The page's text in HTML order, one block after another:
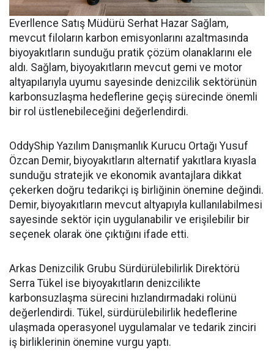
Everllence Satış Müdürü Serhat Hazar Sağlam,
mevcut filoların karbon emisyonlarını azaltmasında
biyoyakıtların sunduğu pratik çözüm olanaklarını ele
aldı. Sağlam, biyoyakıtların mevcut gemi ve motor
altyapılarıyla uyumu sayesinde denizcilik sektörünün
karbonsuzlaşma hedeflerine geçiş sürecinde önemli
bir rol üstlenebileceğini değerlendirdi.
OddyShip Yazılım Danışmanlık Kurucu Ortağı Yusuf
Özcan Demir, biyoyakıtların alternatif yakıtlara kıyasla
sunduğu stratejik ve ekonomik avantajlara dikkat
çekerken doğru tedarikçi iş birliğinin önemine değindi.
Demir, biyoyakıtların mevcut altyapıyla kullanılabilmesi
sayesinde sektör için uygulanabilir ve erişilebilir bir
seçenek olarak öne çıktığını ifade etti.
Arkas Denizcilik Grubu Sürdürülebilirlik Direktörü
Serra Tükel ise biyoyakıtların denizcilikte
karbonsuzlaşma sürecini hızlandırmadaki rolünü
değerlendirdi. Tükel, sürdürülebilirlik hedeflerine
ulaşmada operasyonel uygulamalar ve tedarik zinciri
iş birliklerinin önemine vurgu yaptı.